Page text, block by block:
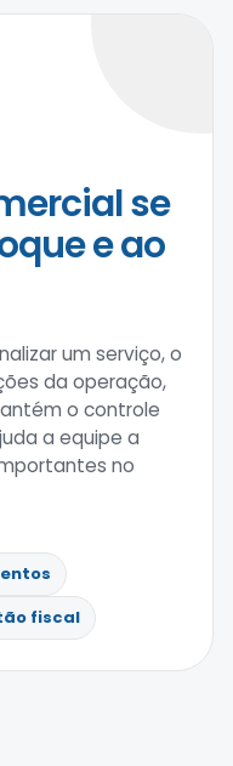
se
e ao
um serviço, o
da operação,
o controle
a equipe a
no
fiscal